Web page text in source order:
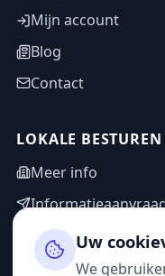
Mijn account
Blog
Contact
LOKALE BESTUREN
Meer info
Adminzone
Uw
We